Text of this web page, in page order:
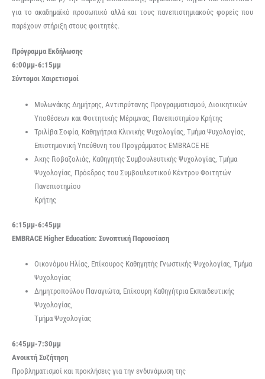
για το ακαδημαϊκό προσωπικό αλλά και τους πανεπιστημιακούς φορείς που
παρέχουν στήριξη στους φοιτητές.
Πρόγραμμα Εκδήλωσης
6:00μμ-6:15μμ
Σύντομοι Χαιρετισμοί
Μυλωνάκης Δημήτρης, Αντιπρύτανης Προγραμματισμού, Διοικητικών
Υποθέσεων και Φοιτητικής Μέριμνας, Πανεπιστημίου Κρήτης
Τριλίβα Σοφία, Καθηγήτρια Κλινικής Ψυχολογίας, Τμήμα Ψυχολογίας,
Επιστημονική Υπεύθυνη του Προγράμματος EMBRACE ΗΕ
Άκης Γιοβαζολιάς, Καθηγητής Συμβουλευτικής Ψυχολογίας, Τμήμα
Ψυχολογίας, Πρόεδρος του Συμβουλευτικού Κέντρου Φοιτητών
Πανεπιστημίου
Κρήτης
6:15μμ-6:45μμ
EMBRACE Higher Education: Συνοπτική Παρουσίαση
Οικονόμου Ηλίας, Επίκουρος Καθηγητής Γνωστικής Ψυχολογίας, Τμήμα
Ψυχολογίας
Δημητροπούλου Παναγιώτα, Επίκουρη Καθηγήτρια Εκπαιδευτικής
Ψυχολογίας,
Τμήμα Ψυχολογίας
6:45μμ-7:30μμ
Ανοικτή Συζήτηση
Προβληματισμοί και προκλήσεις για την ενδυνάμωση της